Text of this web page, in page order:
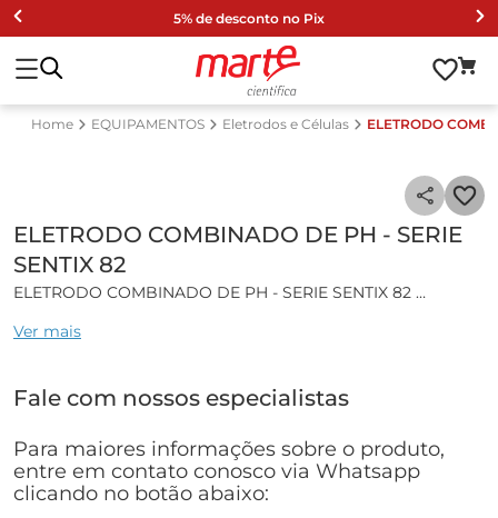
5% de desconto no Pix
EQUIPAMENTOS Eletrodos e Células ELETRODO
ELETRODO COMBINADO DE PH - SERIE
SENTIX 82
ELETRODO COMBINADO DE PH - SERIE SENTIX 82
Características gerais:
acoplado.
a precipitação de compostos. que contenham prata.
Especificações técnicas:
Ver mais
Fale com nossos especialistas
Para maiores informações sobre o produto,
entre em contato conosco via Whatsapp
clicando no botão abaixo: